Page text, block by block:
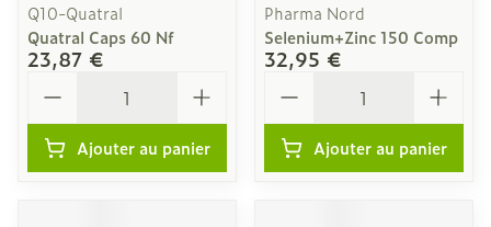
Q10-Quatral
Quatral Caps 60 Nf
23,87 €
Ajouter au panier
Pharma Nord
Selenium+Zinc 150 Comp
32,95 €
Ajouter au panier